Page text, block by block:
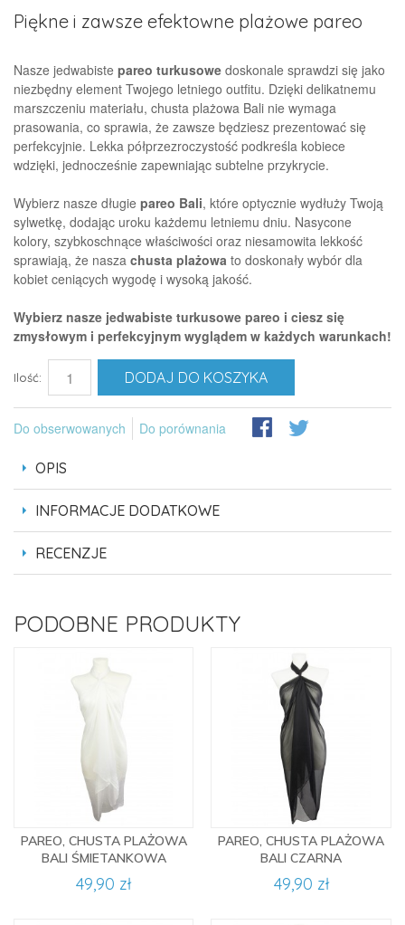
Piękne i zawsze efektowne plażowe pareo
Nasze jedwabiste pareo turkusowe doskonale sprawdzi się jako
niezbędny element Twojego letniego outfitu. Dzięki delikatnemu
marszczeniu materiału, chusta plażowa Bali nie wymaga
prasowania, co sprawia, że zawsze będziesz prezentować się
perfekcyjnie. Lekka półprzezroczystość podkreśla kobiece
wdzięki, jednocześnie zapewniając subtelne przykrycie.
Wybierz nasze długie pareo Bali, które optycznie wydłuży Twoją
sylwetkę, dodając uroku każdemu letniemu dniu. Nasycone
kolory, szybkoschnące właściwości oraz niesamowita lekkość
sprawiają, że nasza chusta plażowa to doskonały wybór dla
kobiet ceniących wygodę i wysoką jakość.
Wybierz nasze jedwabiste turkusowe pareo i ciesz się
zmysłowym i perfekcyjnym wyglądem w każdych warunkach!
Ilość: DODAJ DO KOSZYKA
Do obserwowanych Do porównania
OPIS
INFORMACJE DODATKOWE
RECENZJE
PODOBNE PRODUKTY
PAREO, CHUSTA PLAŻOWA
BALI ŚMIETANKOWA
49,90 zł
PAREO, CHUSTA PLAŻOWA
BALI CZARNA
49,90 zł